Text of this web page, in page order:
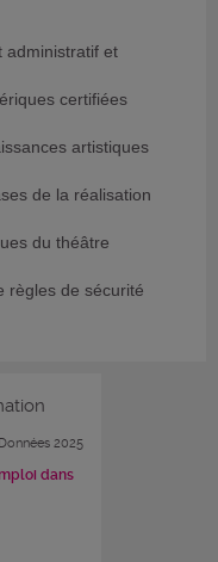
administratif et
certifiées
artistiques
de la réalisation
du théâtre
règles de sécurité
Données 2025
dans